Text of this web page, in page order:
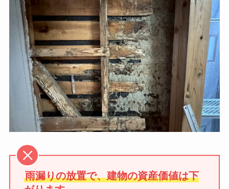
雨漏りの放置で、建物の資産価値は下